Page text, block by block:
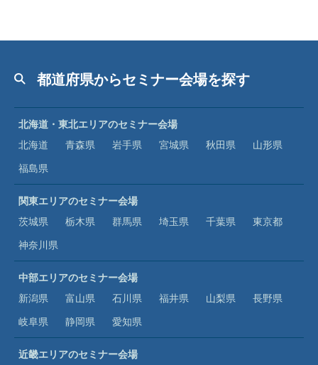
都道府県からセミナー会場を探す
北海道・東北エリアのセミナー会場
北海道
青森県 岩手県 宮城県 秋田県
山形県
福島県
関東エリアのセミナー会場
茨城県
栃木県 群馬県 埼玉県 千葉県
東京都
神奈川県
中部エリアのセミナー会場
新潟県
富山県 石川県 福井県 山梨県
長野県
岐阜県
静岡県 愛知県
近畿エリアのセミナー会場